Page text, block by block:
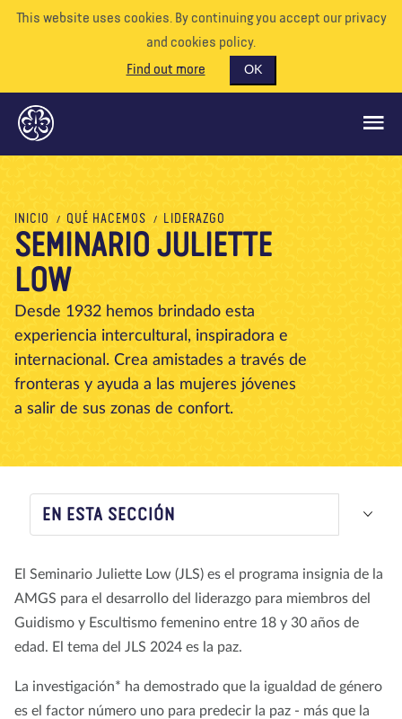
This website uses cookies. By continuing you accept our privacy
and cookies policy.
Find out more
OK
QUÉ HACEMOS
APÓYENOS
VOLUNTARIO
EVENTOS
NUESTRO MUNDO
INICIO QUÉ HACEMOS LIDERAZGO
SEMINARIO JULIETTE
LOW
Desde 1932 hemos brindado esta
experiencia intercultural, inspiradora e
internacional. Crea amistades a través de
fronteras y ayuda a las mujeres jóvenes
a salir de sus zonas de confort.
EN ESTA SECCIÓN
El Seminario Juliette Low (JLS) es el programa insignia de la
AMGS para el desarrollo del liderazgo para miembros del
Guidismo y Escultismo femenino entre 18 y 30 años de
edad. El tema del JLS 2024 es la paz.
La investigación* ha demostrado que la igualdad de género
es el factor número uno para predecir la paz - más que la